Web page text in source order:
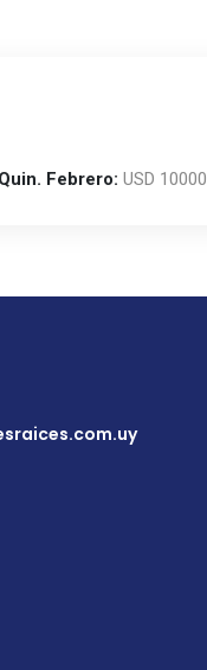
Febrero: USD 10000